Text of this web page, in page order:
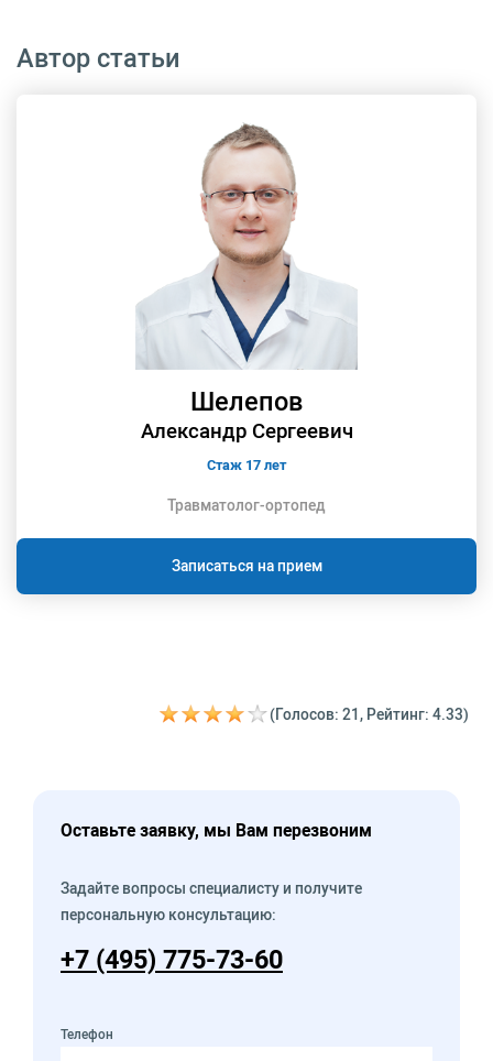
Автор статьи
Шелепов
Александр Сергеевич
Стаж 17 лет
Травматолог-ортопед
Записаться на прием
(Голосов: 21, Рейтинг: 4.33)
Оставьте заявку, мы Вам перезвоним
Задайте вопросы специалисту и получите
персональную консультацию:
+7 (495) 775-73-60
Телефон